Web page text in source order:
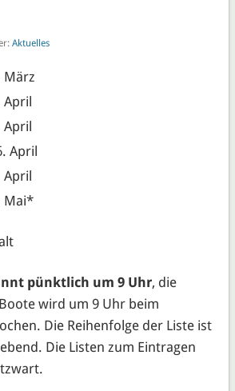
Aktuelles
März
April
April
April
April
Mai*
pünktlich um 9 Uhr, die
wird um 9 Uhr beim
Die Reihenfolge der Liste ist
Die Listen zum Eintragen